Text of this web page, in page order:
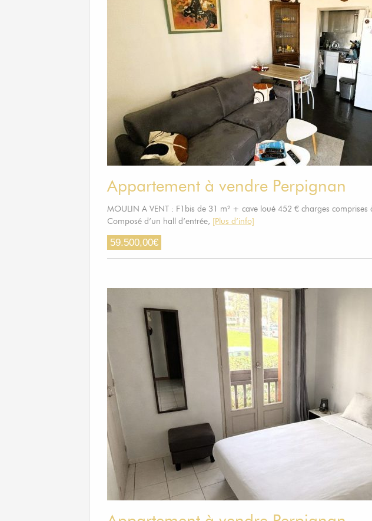
Appartement à vendre Perpignan
MOULIN A VENT : F1bis de 31 m² + cave loué 452 € charges
Composé d’un hall d’entrée, [Plus d’info]
59.500,00€